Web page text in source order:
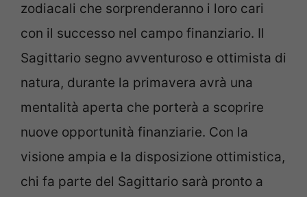
zodiacali che sorprenderanno i loro cari
con il successo nel campo finanziario. Il
Sagittario segno avventuroso e ottimista di
natura, durante la primavera avrà una
mentalità aperta che porterà a scoprire
nuove opportunità finanziarie. Con la
visione ampia e la disposizione ottimistica,
chi fa parte del Sagittario sarà pronto a